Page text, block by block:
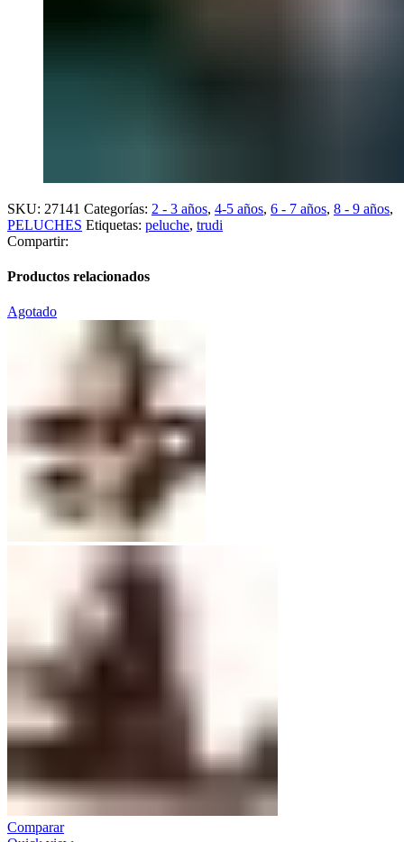
SKU: 27141 Categorías: 2 - 3 años, 4-5 años, 6 - 7 años, 8 - 9 años,
PELUCHES Etiquetas: peluche, trudi
Compartir:
Productos relacionados
Agotado
Comparar